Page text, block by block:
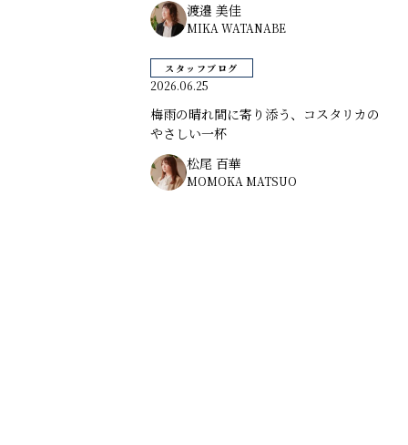
渡邉 美佳
MIKA WATANABE
スタッフブログ
2026.06.25
梅雨の晴れ間に寄り添う、コスタリカの
やさしい一杯
松尾 百華
MOMOKA MATSUO